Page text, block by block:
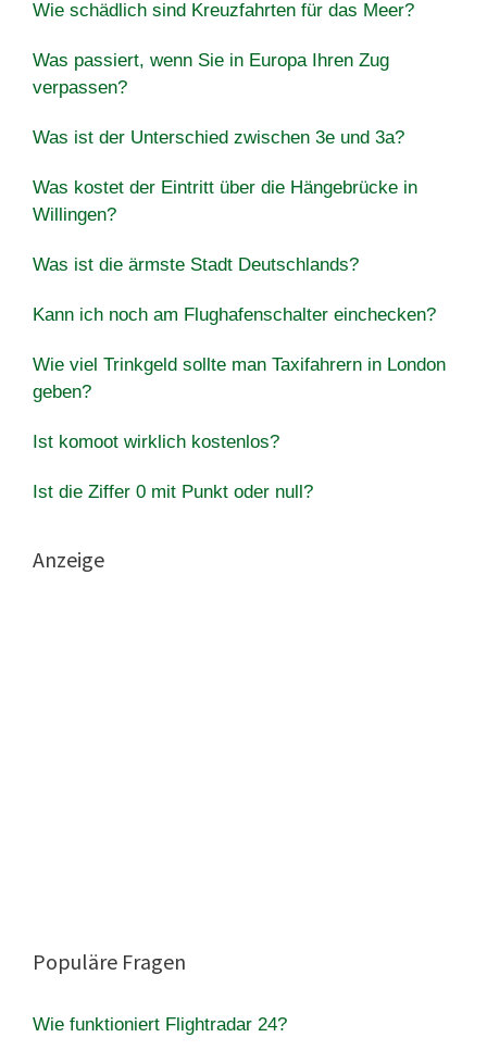
Wie schädlich sind Kreuzfahrten für das Meer?
Was passiert, wenn Sie in Europa Ihren Zug
verpassen?
Was ist der Unterschied zwischen 3e und 3a?
Was kostet der Eintritt über die Hängebrücke in
Willingen?
Was ist die ärmste Stadt Deutschlands?
Kann ich noch am Flughafenschalter einchecken?
Wie viel Trinkgeld sollte man Taxifahrern in London
geben?
Ist komoot wirklich kostenlos?
Ist die Ziffer 0 mit Punkt oder null?
Anzeige
Populäre Fragen
Wie funktioniert Flightradar 24?